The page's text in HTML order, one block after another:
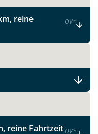
reine
OV*
reine FahrtzeitOV*